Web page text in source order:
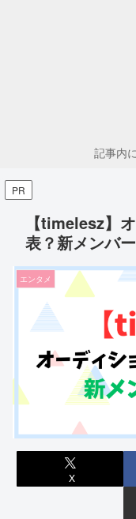
記事内
PR
【timelesz】
表？新メンバ
エンタメ
X